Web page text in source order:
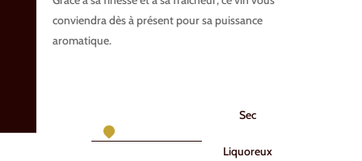
conviendra dès à présent pour sa puissance
aromatique.
Sec
Liquoreux